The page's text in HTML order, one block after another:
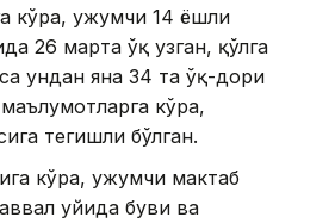
кўра, ҳужумчи 14 ёшли
26 марта ўқ узган, қўлга
ундан яна 34 та ўқ-дори
кўра,
тегишли бўлган.
кўра, ҳужумчи мактаб
уйида буви ва